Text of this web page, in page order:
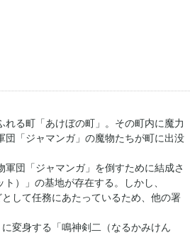
る町「あけぼの町」。その町内に魔力
団「ジャマンガ」の魔物たちが町に出没
軍団「ジャマンガ」を倒すために結成さ
）」の基地が存在する。しかし、
して任務にあたっているため、他の署
変身する「鳴神剣二（なるかみけん